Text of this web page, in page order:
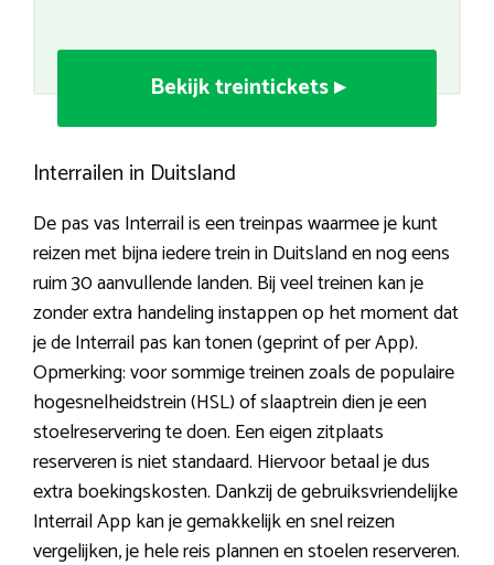
Bekijk treintickets ▸
Interrailen in Duitsland
De pas vas Interrail is een treinpas waarmee je kunt
reizen met bijna iedere trein in Duitsland en nog eens
ruim 30 aanvullende landen. Bij veel treinen kan je
zonder extra handeling instappen op het moment dat
je de Interrail pas kan tonen (geprint of per App).
Opmerking: voor sommige treinen zoals de populaire
hogesnelheidstrein (HSL) of slaaptrein dien je een
stoelreservering te doen. Een eigen zitplaats
reserveren is niet standaard. Hiervoor betaal je dus
extra boekingskosten. Dankzij de gebruiksvriendelijke
Interrail App kan je gemakkelijk en snel reizen
vergelijken, je hele reis plannen en stoelen reserveren.